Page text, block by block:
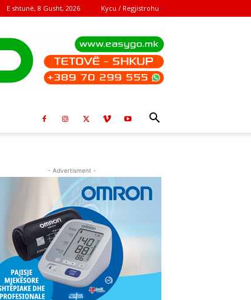
E shtunë, 8 Gusht, 2026 Kycu / Regjistrohu
- Advertisment -